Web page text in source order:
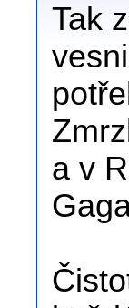
Tak
a v